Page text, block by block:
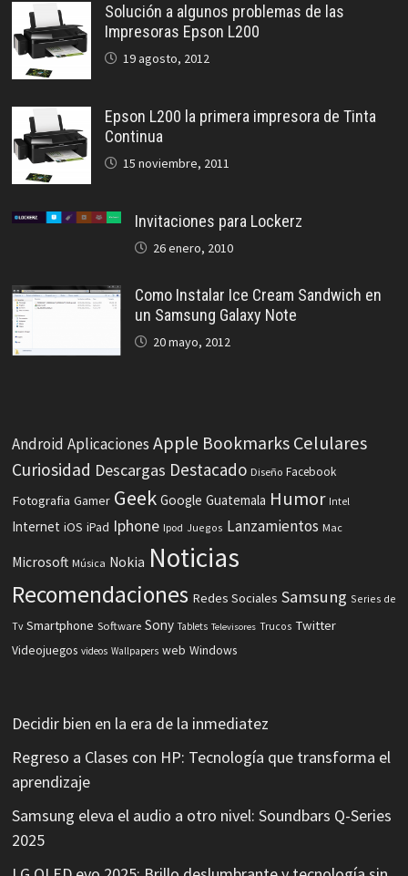
Solución a algunos problemas de las
Impresoras Epson L200
19 agosto, 2012
Epson L200 la primera impresora de Tinta
Continua
15 noviembre, 2011
Invitaciones para Lockerz
26 enero, 2010
Como Instalar Ice Cream Sandwich en
un Samsung Galaxy Note
20 mayo, 2012
Android Aplicaciones Apple Bookmarks Celulares
Curiosidad Descargas Destacado Diseño Facebook
Fotografia Gamer Geek Google Guatemala Humor Intel
Internet iOS iPad Iphone Ipod Juegos Lanzamientos Mac
Microsoft Música Nokia Noticias
Recomendaciones Redes Sociales Samsung Series de
Tv Smartphone Software Sony Tablets Televisores Trucos Twitter
Videojuegos videos Wallpapers web Windows
Decidir bien en la era de la inmediatez
Regreso a Clases con HP: Tecnología que transforma el
aprendizaje
Samsung eleva el audio a otro nivel: Soundbars Q-Series
2025